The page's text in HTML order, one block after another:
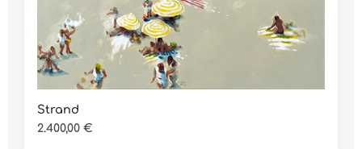
Strand
Regulärer Preis:
2.400,00 €